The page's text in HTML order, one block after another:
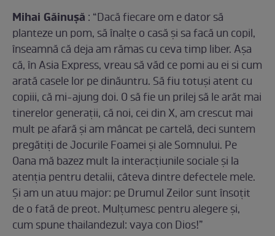
Mihai Găinușă : “Dacă fiecare om e dator să
planteze un pom, să înalțe o casă și sa facă un copil,
înseamnă că deja am rămas cu ceva timp liber. Așa
că, în Asia Express, vreau să văd ce pomi au ei si cum
arată casele lor pe dinăuntru. Să fiu totuși atent cu
copiii, că mi-ajung doi. O să fie un prilej să le arăt mai
tinerelor generații, că noi, cei din X, am crescut mai
mult pe afară și am mâncat pe cartelă, deci suntem
pregătiți de Jocurile Foamei și ale Somnului. Pe
Oana mă bazez mult la interacțiunile sociale și la
atenția pentru detalii, câteva dintre defectele mele.
Și am un atuu major: pe Drumul Zeilor sunt însoțit
de o fată de preot. Mulțumesc pentru alegere și,
cum spune thailandezul: vaya con Dios!”